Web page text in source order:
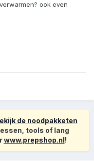
ook even
de noodpakketen
tools of lang
www.prepshop.nl!